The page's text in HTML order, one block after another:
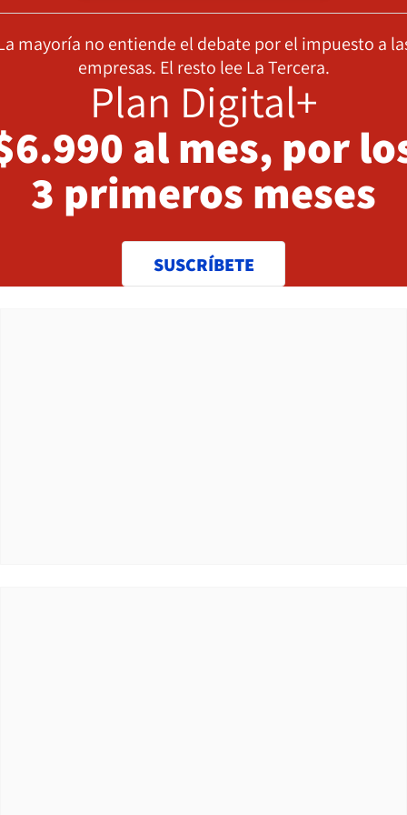
mayoría no entiende el debate por el impuesto a
empresas. El resto lee La Tercera.
Plan Digital+
al mes, por
3 primeros meses
SUSCRÍBETE